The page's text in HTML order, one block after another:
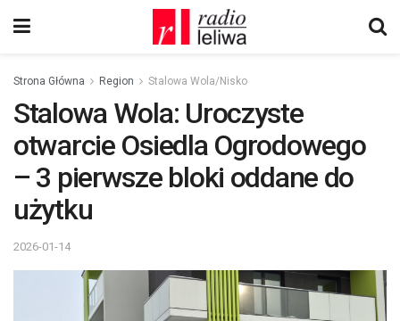
Strona Główna Region Stalowa Wola/Nisko
Stalowa Wola: Uroczyste
otwarcie Osiedla Ogrodowego
– 3 pierwsze bloki oddane do
użytku
2026-01-14